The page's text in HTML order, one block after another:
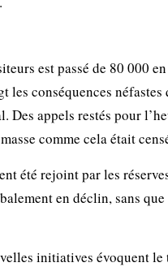
est passé de 80 000
conséquences
appels restés pour
comme cela était
été rejoint par les
en déclin, sans
initiatives évoquent